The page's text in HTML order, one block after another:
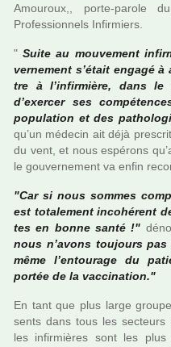
Amouroux,, porte-parole
Professionnels Infirmiers.
" Suite au mou­ve­ment
ver­ne­ment s’était engagé
tre à l’infir­­mière, dans
d’exer­­cer ses
popu­­la­­tion et des
qu’un méde­­cin ait déjà
du vent, et nous espé­rons
le gou­ver­ne­ment va enfin
"Car si nous sommes
est tota­le­ment inco­hé­rent
tes en bonne santé !"
nous n’avons tou­jours
même l’entou­rage du
portée de la vac­ci­na­tion."
En tant que plus large
sents dans tous les
les infir­miè­res sont les